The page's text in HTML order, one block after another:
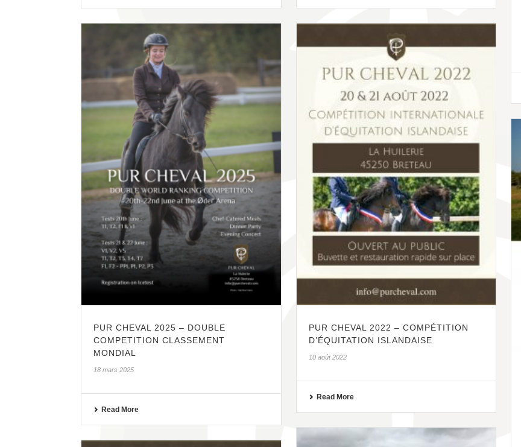
PUR CHEVAL 2025 – DOUBLE
COMPETITION CLASSEMENT
MONDIAL
18 mars 2025
Read More
PUR CHEVAL 2022 – COMPÉTITION
D’ÉQUITATION ISLANDAISE
10 août 2022
Read More